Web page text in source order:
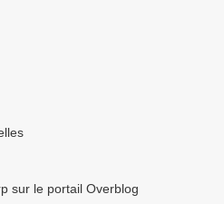
sur le portail Overblog